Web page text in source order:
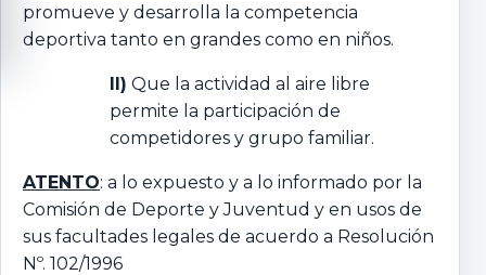
promueve y desarrolla la competencia
deportiva tanto en grandes como en niños.
II) Que la actividad al aire libre
permite la participación de
competidores y grupo familiar.
ATENTO: a lo expuesto y a lo informado por la
Comisión de Deporte y Juventud y en usos de
sus facultades legales de acuerdo a Resolución
Nº. 102/1996